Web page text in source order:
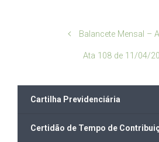
Balancete Mensal –
Ata 108 de 11/04/
Cartilha Previdenciária
Certidão de Tempo de